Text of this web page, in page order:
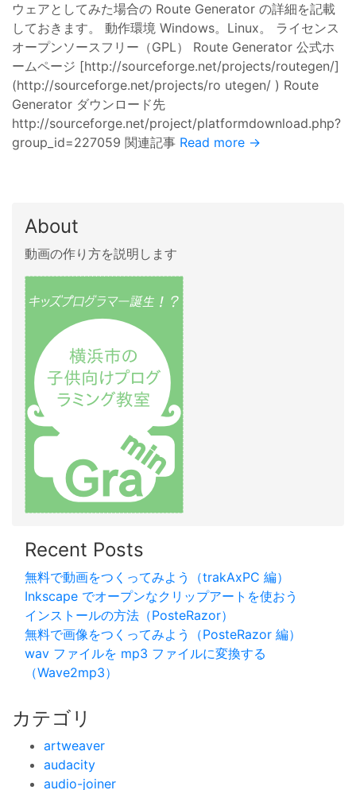
ウェアとしてみた場合の Route Generator の詳細を記載
しておきます。 動作環境 Windows。Linux。 ライセンス
オープンソースフリー（GPL） Route Generator 公式ホ
ームページ [http://sourceforge.net/projects/routegen/]
(http://sourceforge.net/projects/ro utegen/ ) Route
Generator ダウンロード先
http://sourceforge.net/project/platformdownload.php?
group_id=227059 関連記事 Read more →
About
動画の作り方を説明します
Recent Posts
無料で動画をつくってみよう（trakAxPC 編）
Inkscape でオープンなクリップアートを使おう
インストールの方法（PosteRazor）
無料で画像をつくってみよう（PosteRazor 編）
wav ファイルを mp3 ファイルに変換する
（Wave2mp3）
カテゴリ
artweaver
audacity
audio-joiner